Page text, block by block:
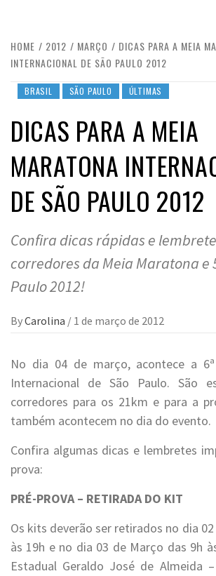
HOME 2012 MARÇO
DICAS PARA A MEIA
INTERNACIONAL DE SÃO PAULO 2012
BRASIL SÃO PAULO ÚLTIMAS
DICAS PARA A MEIA
MARATONA
DE SÃO PAULO 2012
Confira dicas rápidas e
corredores da Meia Maratona e
Paulo 2012!
ByCarolina / 1 de março de 2012
No dia 04 de março, acontece a
Internacional de São Paulo. São
corredores para os 21km e para a
também acontecem no dia do evento.
Confira algumas dicas e lembretes
prova:
PRÉ-PROVA – RETIRADA DO KIT
Os kits deverão ser retirados no dia
às 19h e no dia 03 de Março das 9h
Estadual Geraldo José de Almeida